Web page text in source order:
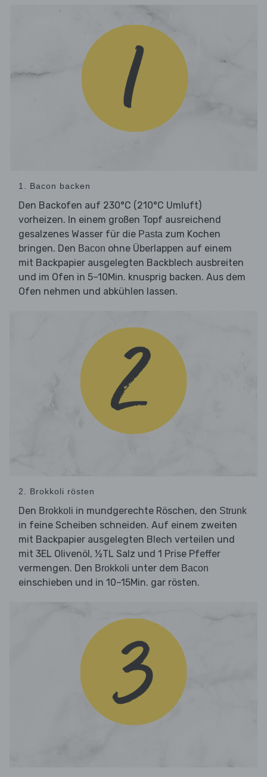
1. Bacon backen
Den Backofen auf 230°C (210°C Umluft)
vorheizen. In einem großen Topf ausreichend
gesalzenes Wasser für die Pasta zum Kochen
bringen. Den Bacon ohne Überlappen auf einem
mit Backpapier ausgelegten Backblech ausbreiten
und im Ofen in 5–10Min. knusprig backen. Aus dem
Ofen nehmen und abkühlen lassen.
2. Brokkoli rösten
Den Brokkoli in mundgerechte Röschen, den Strunk
in feine Scheiben schneiden. Auf einem zweiten
mit Backpapier ausgelegten Blech verteilen und
mit 3EL Olivenöl, ½TL Salz und 1 Prise Pfeffer
vermengen. Den Brokkoli unter dem Bacon
einschieben und in 10–15Min. gar rösten.